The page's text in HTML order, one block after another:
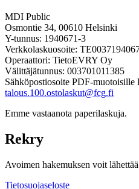
MDI Public
Osmontie 34, 00610 Helsinki
Y-tunnus: 1940671-3
Verkkolaskuosoite:
Operaattori: TietoEVRY Oy
Välittäjätunnus: 003701011385
Sähköpostiosoite PDF-muotoisille
talous.100.ostolaskut@fcg.fi
Emme vastaanota paperilaskuja.
Rekry
Avoimen hakemuksen voit lähettää
Tietosuojaseloste